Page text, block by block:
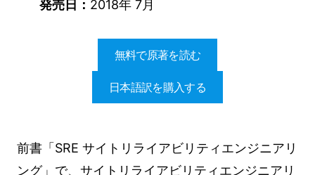
発売日： 2018年 7月
無料で原著を読む
日本語訳を購入する
前書「SRE サイトリライアビリティエンジニアリ
ング」で、サイトリライアビリティエンジニアリ